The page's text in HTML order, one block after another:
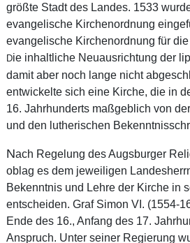
größte Stadt des Landes. 1533
evangelische Kirchenordnung
evangelische Kirchenordnung für
Die inhaltliche Neuausrichtung der
damit aber noch lange nicht
entwickelte sich eine Kirche, die in
16. Jahrhunderts maßgeblich von
und den lutherischen
Nach Regelung des Augsburger
oblag es dem jeweiligen
Bekenntnis und Lehre der Kirche in
entscheiden. Graf Simon VI. (1554-
Ende des 16., Anfang des 17.
Anspruch. Unter seiner Regierung